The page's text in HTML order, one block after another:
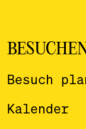
Besuch
Kalender